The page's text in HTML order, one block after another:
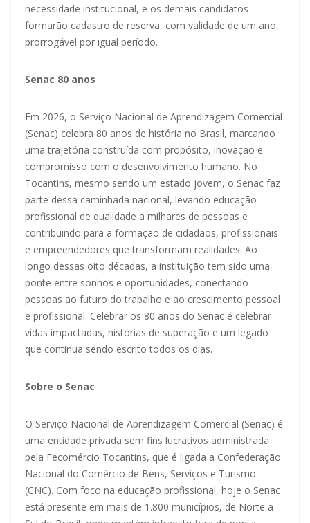
necessidade institucional, e os demais candidatos
formarão cadastro de reserva, com validade de um ano,
prorrogável por igual período.
Senac 80 anos
Em 2026, o Serviço Nacional de Aprendizagem Comercial
(Senac) celebra 80 anos de história no Brasil, marcando
uma trajetória construída com propósito, inovação e
compromisso com o desenvolvimento humano. No
Tocantins, mesmo sendo um estado jovem, o Senac faz
parte dessa caminhada nacional, levando educação
profissional de qualidade a milhares de pessoas e
contribuindo para a formação de cidadãos, profissionais
e empreendedores que transformam realidades. Ao
longo dessas oito décadas, a instituição tem sido uma
ponte entre sonhos e oportunidades, conectando
pessoas ao futuro do trabalho e ao crescimento pessoal
e profissional. Celebrar os 80 anos do Senac é celebrar
vidas impactadas, histórias de superação e um legado
que continua sendo escrito todos os dias.
Sobre o Senac
O Serviço Nacional de Aprendizagem Comercial (Senac) é
uma entidade privada sem fins lucrativos administrada
pela Fecomércio Tocantins, que é ligada a Confederação
Nacional do Comércio de Bens, Serviços e Turismo
(CNC). Com foco na educação profissional, hoje o Senac
está presente em mais de 1.800 municípios, de Norte a